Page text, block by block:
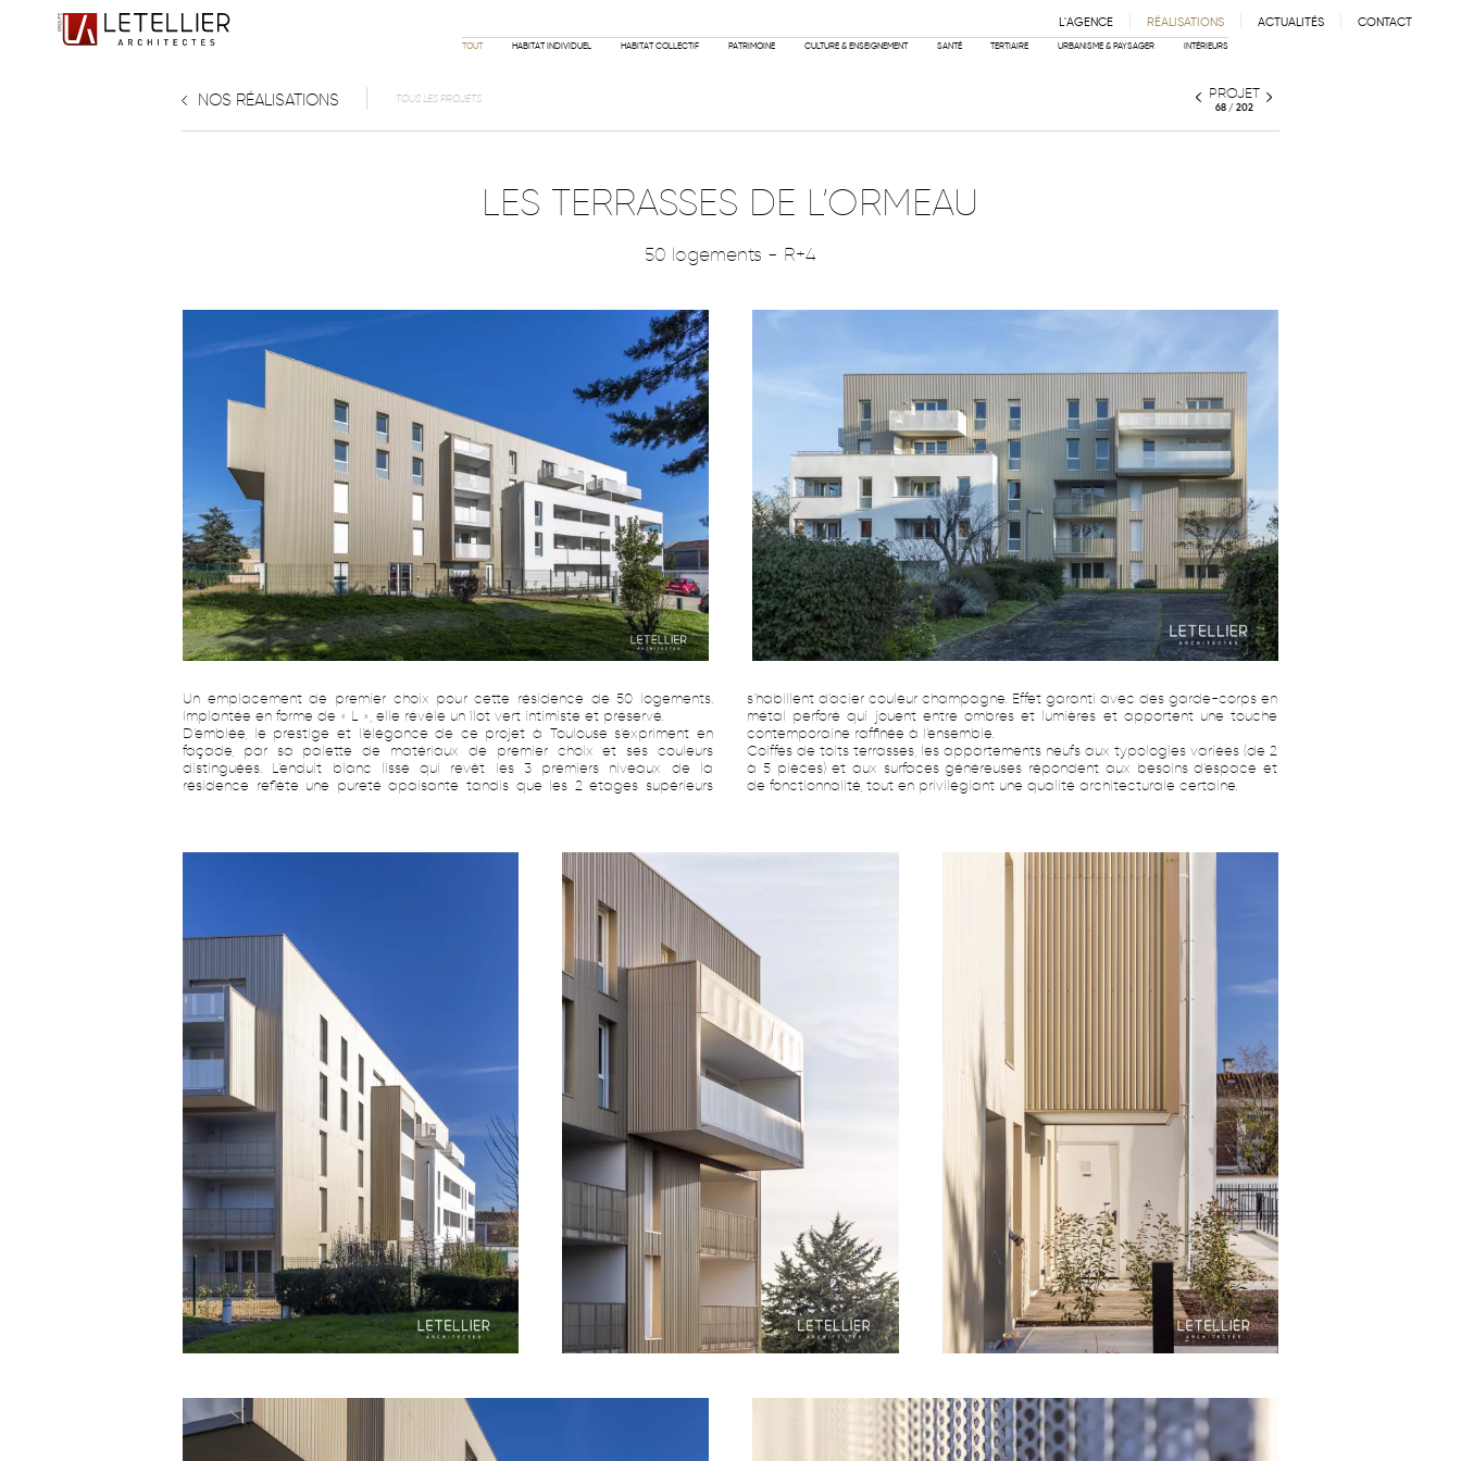
L'AGENCE
PHILOSOPHIE ÉQUIPE PARTENAIRES
RÉALISATIONS
TOUT HABITAT INDIVIDUEL HABITAT COLLECTIF PATRIMOINE CULTURE & ENSEIGNEMENT SANTÉ TERTIAIRE URBANISME & PAYSAGER INTÉRIEURS
ACTUALITÉS CONTACT
LES TERRASSES DE L’ORMEAU
50 logements - R+4
Un emplacement de premier choix pour cette résidence de 50 logements.
Implantée en forme de « L », elle révèle un îlot vert intimiste et préservé.
D’emblée, le prestige et l’élégance de ce projet à Toulouse s’expriment en
façade, par sa palette de matériaux de premier choix et ses couleurs
distinguées. L’enduit blanc lissé qui revêt les 3 premiers niveaux de la
résidence reflète une pureté apaisante tandis que les 2 étages supérieurs
s’habillent d’acier couleur champagne. Effet garanti avec des garde-corps en
métal perforé qui jouent entre ombres et lumières et apportent une touche
contemporaine raffinée à l’ensemble.
Coiffés de toits terrasses, les appartements neufs aux typologies variées (de 2
à 5 pièces) et aux surfaces généreuses répondent aux besoins d’espace et
de fonctionnalité, tout en privilégiant une qualité architecturale certaine.
NOS RÉALISATIONS TOUS LES PROJETS PROJET
68 / 202